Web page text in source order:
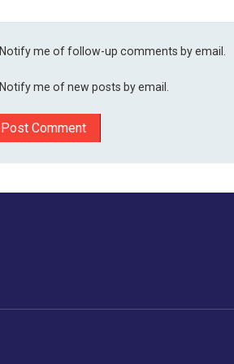
Notify me of follow-up comments by email.
Notify me of new posts by email.